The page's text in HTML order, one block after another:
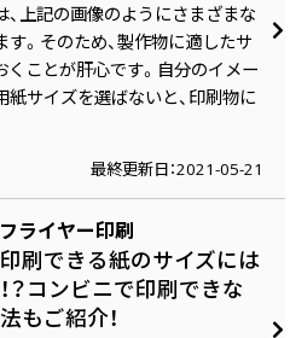
、上記の画像のようにさまざまな
す。そのため、製作物に適したサ
くことが肝心です。自分のイメー
紙サイズを選ばないと、印刷物に
最終更新日：2021-05-21
ライヤー印刷
刷できる紙のサイズには
？コンビニで印刷できな
もご紹介！